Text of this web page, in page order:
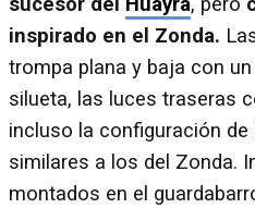
sucesor del Huayra, pero
inspirado en el Zonda.
trompa plana y baja con
silueta, las luces traseras
incluso la configuración
similares a los del Zonda.
montados en el